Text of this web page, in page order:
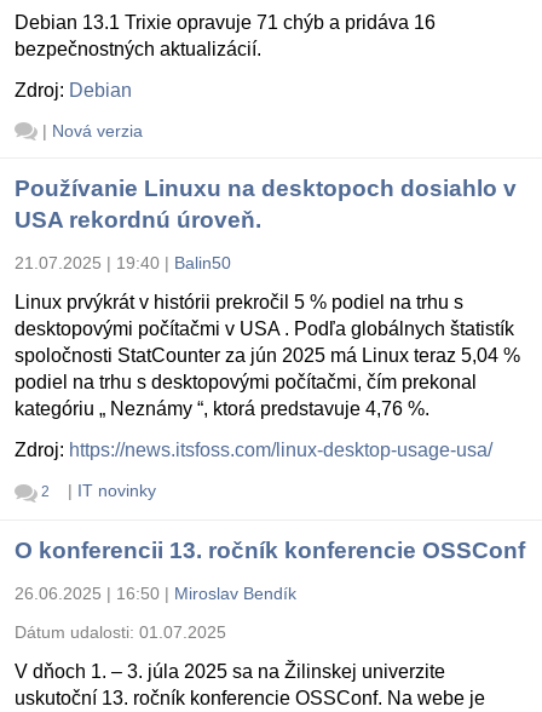
Debian 13.1 Trixie opravuje 71 chýb a pridáva 16
bezpečnostných aktualizácií.
Zdroj: Debian
| Nová verzia
Používanie Linuxu na desktopoch dosiahlo v
USA rekordnú úroveň.
21.07.2025 | 19:40 | Balin50
Linux prvýkrát v histórii prekročil 5 % podiel na trhu s
desktopovými počítačmi v USA . Podľa globálnych štatistík
spoločnosti StatCounter za jún 2025 má Linux teraz 5,04 %
podiel na trhu s desktopovými počítačmi, čím prekonal
kategóriu „ Neznámy “, ktorá predstavuje 4,76 %.
Zdroj: https://news.itsfoss.com/linux-desktop-usage-usa/
2 | IT novinky
O konferencii 13. ročník konferencie OSSConf
26.06.2025 | 16:50 | Miroslav Bendík
Dátum udalosti: 01.07.2025
V dňoch 1. – 3. júla 2025 sa na Žilinskej univerzite
uskutoční 13. ročník konferencie OSSConf. Na webe je